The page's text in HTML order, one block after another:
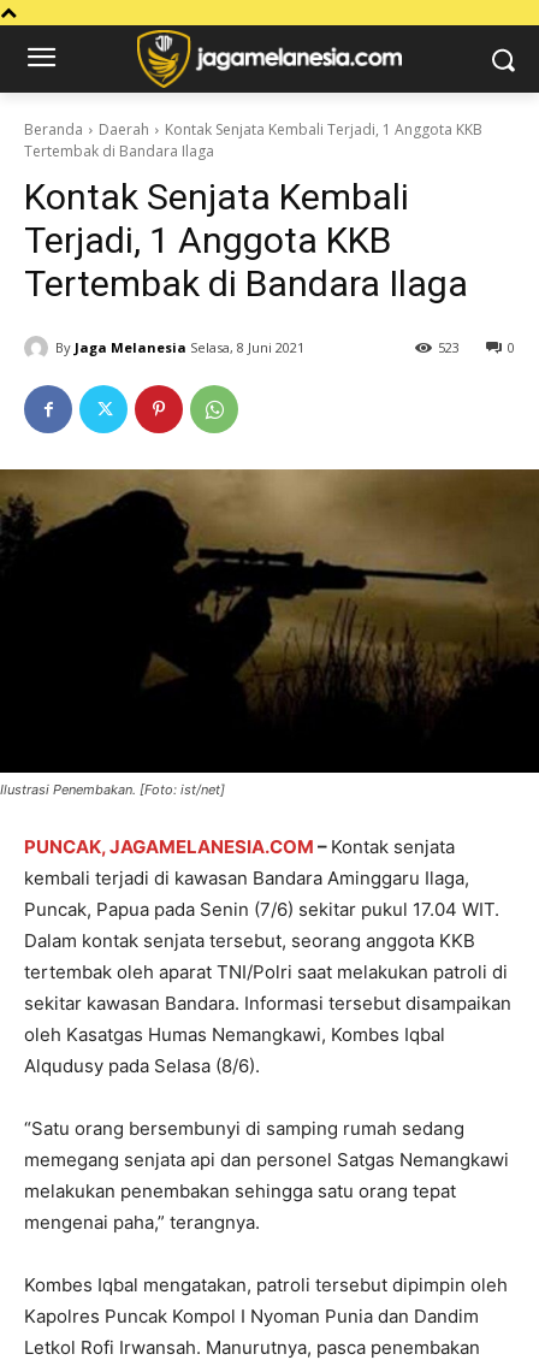
Beranda Daerah
Kontak Senjata Kembali Terjadi, 1 Anggota KKB
Tertembak di Bandara Ilaga
Kontak Senjata Kembali
Terjadi, 1 Anggota KKB
Tertembak di Bandara Ilaga
By Jaga Melanesia Selasa, 8 Juni 2021 0
523
Ilustrasi Penembakan. [Foto: ist/net]
PUNCAK, JAGAMELANESIA.COM – Kontak senjata
kembali terjadi di kawasan Bandara Aminggaru Ilaga,
Puncak, Papua pada Senin (7/6) sekitar pukul 17.04 WIT.
Dalam kontak senjata tersebut, seorang anggota KKB
tertembak oleh aparat TNI/Polri saat melakukan patroli di
sekitar kawasan Bandara. Informasi tersebut disampaikan
oleh Kasatgas Humas Nemangkawi, Kombes Iqbal
Alqudusy pada Selasa (8/6).
“Satu orang bersembunyi di samping rumah sedang
memegang senjata api dan personel Satgas Nemangkawi
melakukan penembakan sehingga satu orang tepat
mengenai paha,” terangnya.
Kombes Iqbal mengatakan, patroli tersebut dipimpin oleh
Kapolres Puncak Kompol I Nyoman Punia dan Dandim
Letkol Rofi Irwansah. Manurutnya, pasca penembakan